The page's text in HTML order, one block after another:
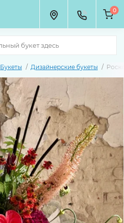
0
Букеты Дизайнерские букеты